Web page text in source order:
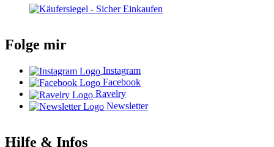
Folge mir
Instagram
Facebook
Ravelry
Newsletter
Hilfe & Infos